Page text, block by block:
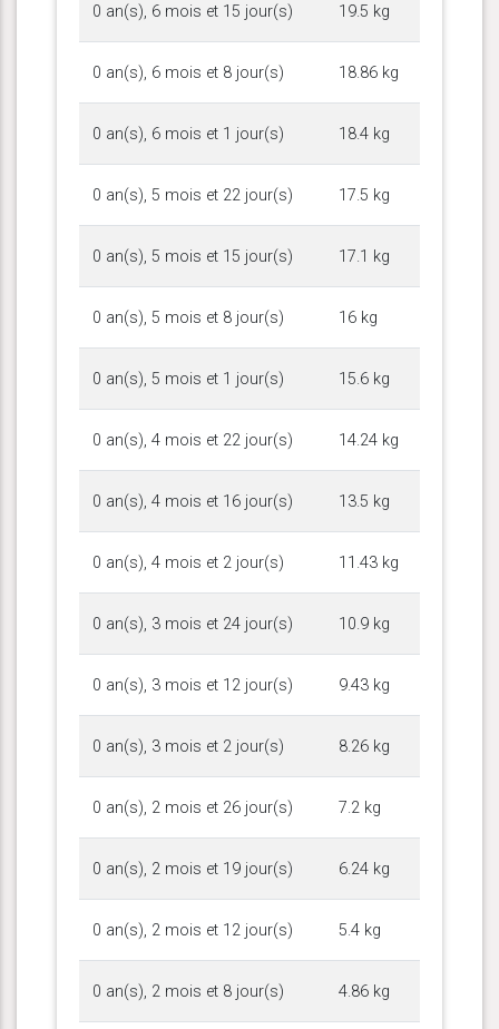
0 an(s), 6 mois et 15 jour(s) 19.5 kg
0 an(s), 6 mois et 8 jour(s) 18.86 kg
0 an(s), 6 mois et 1 jour(s) 18.4 kg
0 an(s), 5 mois et 22 jour(s) 17.5 kg
0 an(s), 5 mois et 15 jour(s) 17.1 kg
0 an(s), 5 mois et 8 jour(s) 16 kg
0 an(s), 5 mois et 1 jour(s) 15.6 kg
0 an(s), 4 mois et 22 jour(s) 14.24 kg
0 an(s), 4 mois et 16 jour(s) 13.5 kg
0 an(s), 4 mois et 2 jour(s) 11.43 kg
0 an(s), 3 mois et 24 jour(s) 10.9 kg
0 an(s), 3 mois et 12 jour(s) 9.43 kg
0 an(s), 3 mois et 2 jour(s) 8.26 kg
0 an(s), 2 mois et 26 jour(s) 7.2 kg
0 an(s), 2 mois et 19 jour(s) 6.24 kg
0 an(s), 2 mois et 12 jour(s) 5.4 kg
0 an(s), 2 mois et 8 jour(s) 4.86 kg